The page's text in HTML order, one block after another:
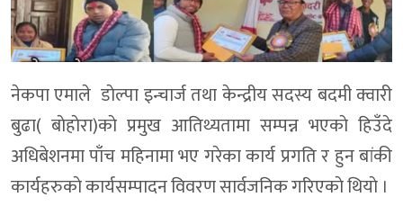
नेकपा एमाले डाेल्पा इन्चार्ज तथा केन्द्रीय सदस्य बदमी क्वारी
बुढा( बाेहाेरा)काे प्रमुख आतिथ्यतामा सम्पन्न भएकाे हिउँदे
अधिबेशनमा पाँच महिनामा भए गरेका कार्य प्रगति र हुन बांकी
कार्यहरुकाे कार्यसम्पादन विवरण सार्वजनिक गरिएकाे थियाे ।